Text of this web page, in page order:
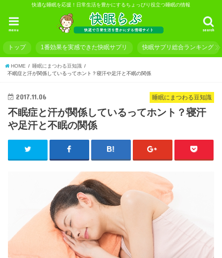
快適な睡眠を応援！日常生活を豊かにするちょっぴり役立つ睡眠の情報
search
menu
トップ 1番効果を実感できた快眠サプリ 快眠サプリ総合ランキング
HOME
睡眠にまつわる豆知識
不眠症と汗が関係しているってホント？寝汗や足汗と不眠の関係
睡眠にまつわる豆知識
2017.11.06
不眠症と汗が関係しているってホント？寝汗
や足汗と不眠の関係